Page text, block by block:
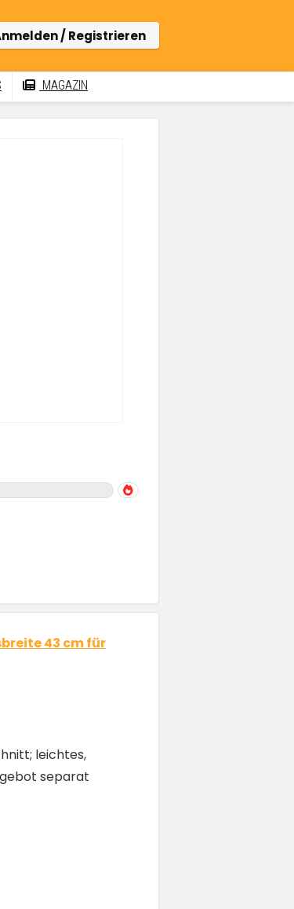
/ Registrieren
MAGAZIN
43 cm für
leichtes,
separat